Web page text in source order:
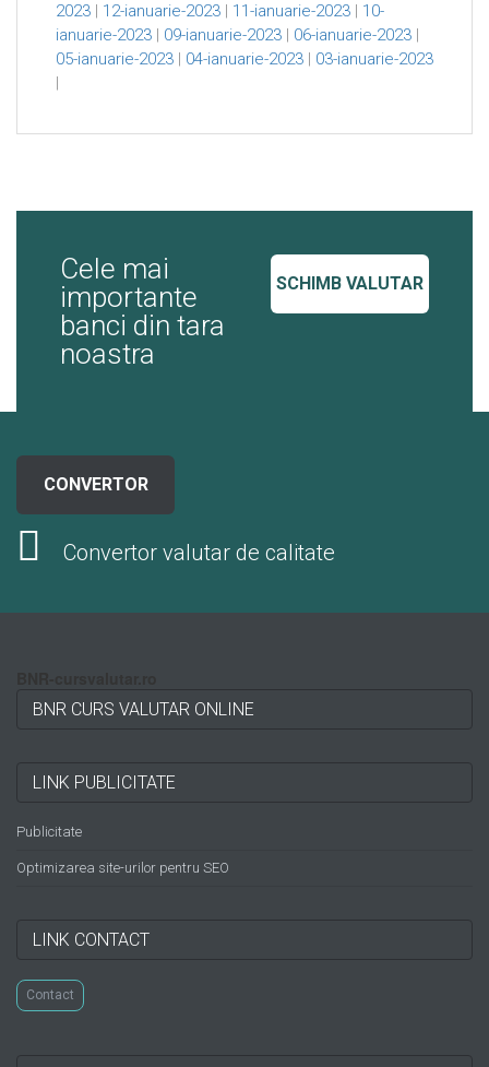
2023 | 12-ianuarie-2023 | 11-ianuarie-2023 | 10-
ianuarie-2023 | 09-ianuarie-2023 | 06-ianuarie-2023 |
05-ianuarie-2023 | 04-ianuarie-2023 | 03-ianuarie-2023
|
SCHIMB VALUTAR
Cele mai
importante
banci din tara
noastra
CONVERTOR
Convertor valutar de calitate
BNR CURS VALUTAR ONLINE
LINK PUBLICITATE
Publicitate
Optimizarea site-urilor pentru SEO
LINK CONTACT
Contact